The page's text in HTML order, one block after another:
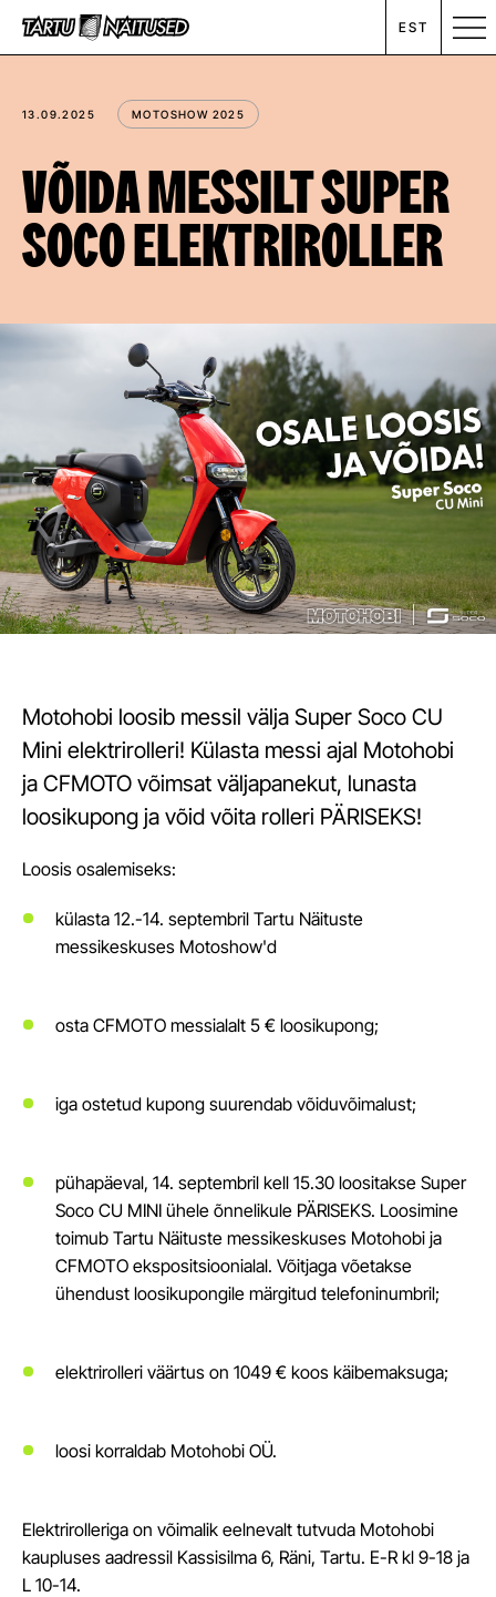
MESSIKALENDER
RENT
ETTEVÕTTEST
KONTAKT
EST
13.09.2025 MOTOSHOW 2025
VÕIDA MESSILT SUPER
SOCO ELEKTRIROLLER
Motohobi loosib messil välja Super Soco CU
Mini elektrirolleri! Külasta messi ajal Motohobi
ja CFMOTO võimsat väljapanekut, lunasta
loosikupong ja võid võita rolleri PÄRISEKS!
Loosis osalemiseks:
külasta 12.-14. septembril Tartu Näituste
messikeskuses Motoshow'd
osta CFMOTO messialalt 5 € loosikupong;
iga ostetud kupong suurendab võiduvõimalust;
pühapäeval, 14. septembril kell 15.30 loositakse Super
Soco CU MINI ühele õnnelikule PÄRISEKS. Loosimine
toimub Tartu Näituste messikeskuses Motohobi ja
CFMOTO ekspositsioonialal. Võitjaga võetakse
ühendust loosikupongile märgitud telefoninumbril;
elektrirolleri väärtus on 1049 € koos käibemaksuga;
loosi korraldab Motohobi OÜ.
Elektrirolleriga on võimalik eelnevalt tutvuda Motohobi
kaupluses aadressil Kassisilma 6, Räni, Tartu. E-R kl 9-18 ja
L 10-14.